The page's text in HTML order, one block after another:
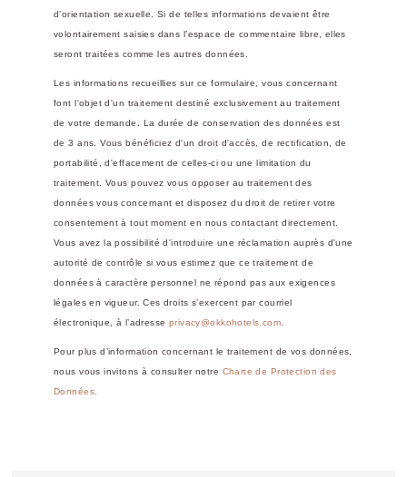
d’orientation sexuelle. Si de telles informations devaient être
volontairement saisies dans l’espace de commentaire libre, elles
seront traitées comme les autres données.
Les informations recueillies sur ce formulaire, vous concernant
font l'objet d'un traitement destiné exclusivement au traitement
de votre demande. La durée de conservation des données est
de 3 ans. Vous bénéficiez d'un droit d'accès, de rectification, de
portabilité, d'effacement de celles-ci ou une limitation du
traitement. Vous pouvez vous opposer au traitement des
données vous concernant et disposez du droit de retirer votre
consentement à tout moment en nous contactant directement.
Vous avez la possibilité d'introduire une réclamation auprès d'une
autorité de contrôle si vous estimez que ce traitement de
données à caractère personnel ne répond pas aux exigences
légales en vigueur. Ces droits s’exercent par courriel
électronique, à l’adresse privacy@okkohotels.com
Pour plus d’information concernant le traitement de vos données,
nous vous invitons à consulter notre Charte de Protection des
Données.